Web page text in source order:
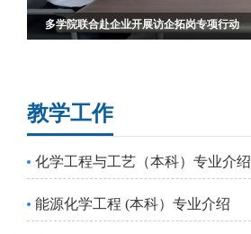
简历赋能新青年 青春筑梦新时代｜我校简...
教学工作
化学工程与工艺（本科）专业介绍
能源化学工程 (本科）专业介绍